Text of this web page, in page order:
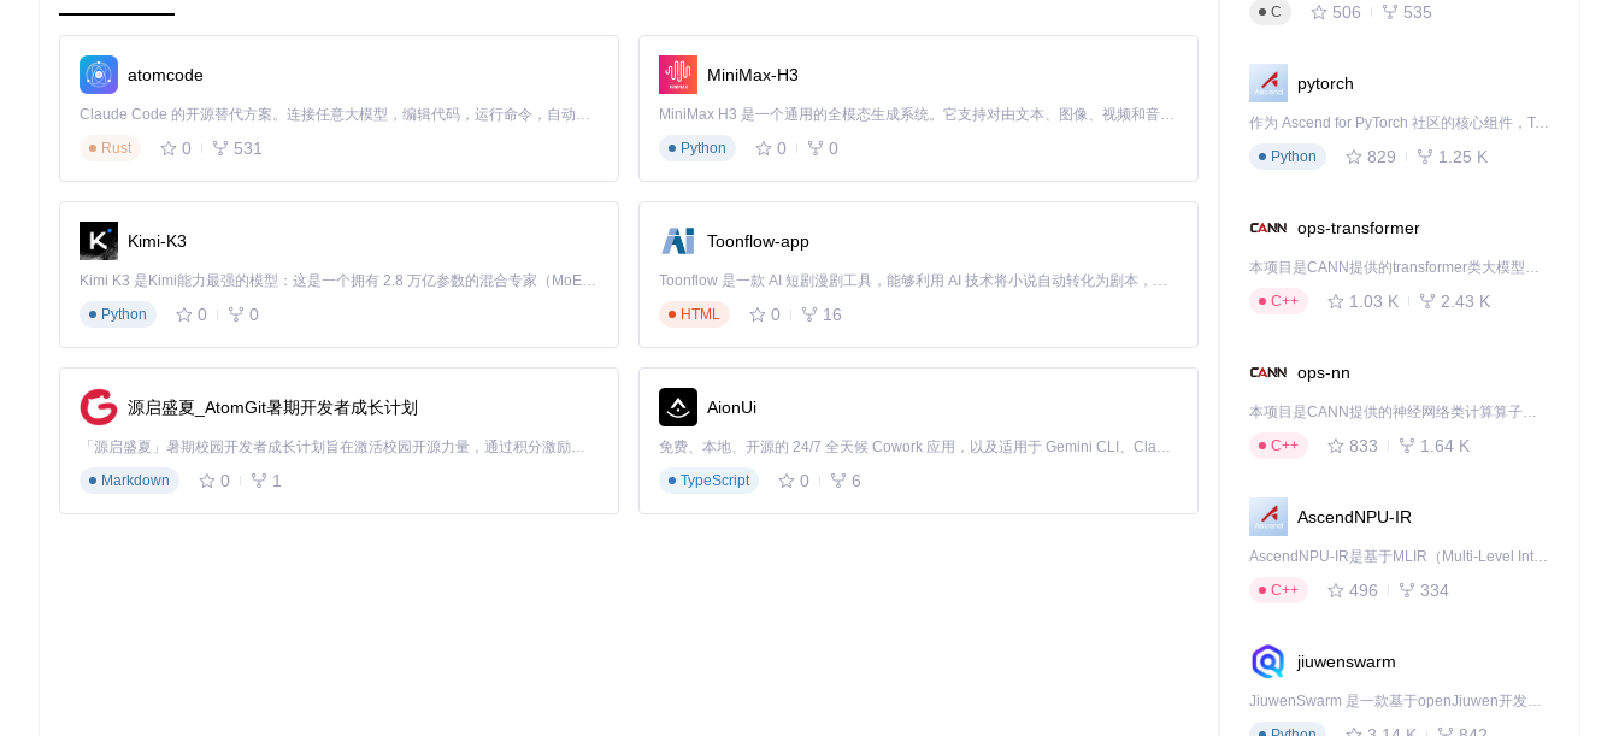
你可以从Google Play商店下载示例应用，以体验实际效果。此外，还可以观看视频演示来更直观地了解其工作原理。
总结，Android-TopScrollHelper是提高应用交互体验的优秀解决方案。它不仅简化了开发过程，也给用户带来了无缝且高效的滚动导航体验。无论你是新
手还是经验丰富的开发者，不妨试试这个项目，相信你会喜欢它的。
atomcode
Claude Code 的开源替代方案。连接任意大模型，编辑代码，运行命令，自动验证 — 全自动执行。用 Rust 构建，极致性能。 ｜ An open-source alternative to Claude Code. Connect any LLM, edit code, run commands, and verify changes — autonomously. Built in Rust for speed. Get Started
Rust
0 531
MiniMax-H3
MiniMax H3 是一个通用的全模态生成系统。它支持对由文本、图像、视频和音频组成的多模态上下文进行统一理解，并能生成分辨率高达 2K、时长可达 15 秒的带原生立体声音频的视频。得益于面向任务泛化的系统设计，H3 在预训练阶段就已具备广泛的多模态上下文理解与生成能力，能够出色地执行复杂的多模态指令。
Python
0 0
Kimi-K3
Kimi K3 是Kimi能力最强的模型：这是一个拥有 2.8 万亿参数的混合专家（MoE）模型，具备原生视觉理解能力，并支持 100 万 token 的上下文窗口。
Python
0 0
Toonflow-app
Toonflow 是一款 AI 短剧漫剧工具，能够利用 AI 技术将小说自动转化为剧本，并结合 AI 生成的图片和视频，实现高效的短剧创作。借助 Toonflow，可以轻松完成从文字到影像的全流程，让短剧制作变得更加智能与便捷。
HTML
0 16
源启盛夏_AtomGit暑期开发者成长计划
「源启盛夏」暑期校园开发者成长计划旨在激活校园开源力量，通过积分激励、认证扶持、资源倾斜等形式，引导高校组织和开发者完成「入驻 — 建项目 — 做贡献 — 获认证 — 得资源」的完整闭环。无论你是想带领社团入驻平台的组织者，还是希望用代码贡献证明自己的开发者，都能在这里找到属于你的成长路径。
Markdown
0 1
AionUi
免费、本地、开源的 24/7 全天候 Cowork 应用，以及适用于 Gemini CLI、Claude Code、Codex、OpenCode、Qwen Code、Goose CLI、Auggie 等的 OpenClaw | 🌟 喜欢就点star吧
TypeScript
0 6
C
506 535
pytorch
作为 Ascend for PyTorch 社区的核心组件，TorchNPU 是昇腾专为 PyTorch 打造的深度学习适配插件，使 PyTorch 框架能够直接调用昇腾 NPU，为开发者提供昇腾 AI 处理器的超强算力。
Python
829 1.25 K
ops-transformer
本项目是CANN提供的transformer类大模型算子库，实现网络在NPU上加速计算。
C++
1.03 K 2.43 K
ops-nn
本项目是CANN提供的神经网络类计算算子库，实现网络在NPU上加速计算。
C++
833 1.64 K
AscendNPU-IR
AscendNPU-IR是基于MLIR（Multi-Level Intermediate Representation）构建的，面向昇腾亲和算子编译时使用的中间表示，提供昇腾完备表达能力，通过编译优化提升昇腾AI处理器计算效率，支持通过生态框架使能昇腾AI处理器与深度调优
C++
496 334
jiuwenswarm
JiuwenSwarm 是一款基于openJiuwen开发的智能AI Agent，它能够将大语言模型的强大能力，通过你日常使用的各类通讯应用，直接延伸至你的指尖。